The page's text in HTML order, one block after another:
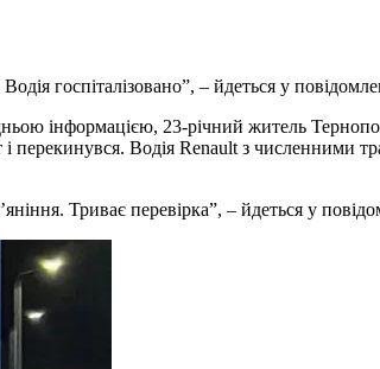
госпіталізовано”, – йдеться у
інформацією, 23-річний житель
перекинувся. Водія Renault з численними
Триває перевірка”, – йдеться у